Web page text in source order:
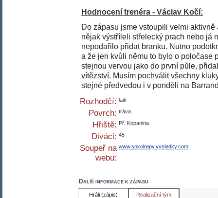
Hodnocení trenéra - Václav Kočí:
Do zápasu jsme vstoupili velmi
nějak výstříleli střelecký prach nebo já
nepodařilo přidat branku. Nutno
a že jen kvůli němu to bylo o poločase
stejnou vervou jako do první půle,
vítězství. Musím pochválit všechny
stejné předvedou i v pondělí na
Rozhodčí: laik
Povrch: tráva
Hřiště: Př. Kopanina
Diváci: 45
Soupeř na
webu:
www.sokolrepy.vysledky.com
Další informace k zápasu
Hráli (zápis) Realizační tým